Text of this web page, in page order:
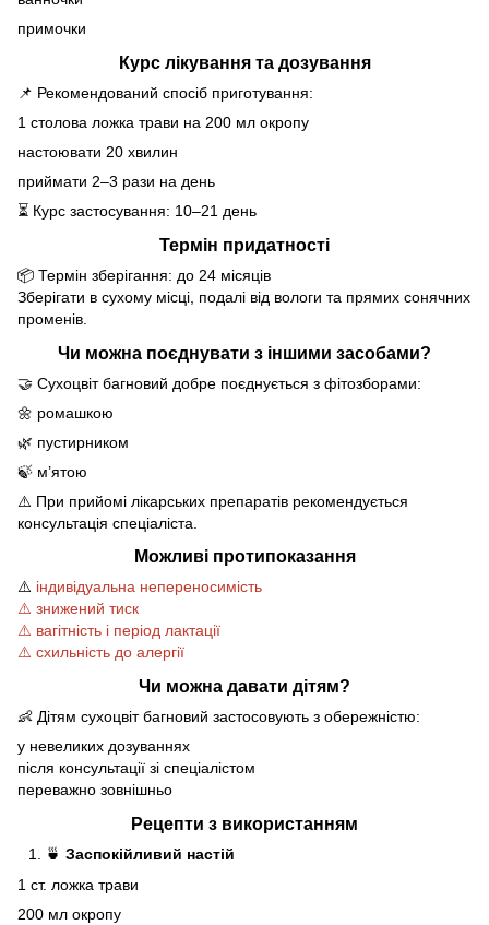
примочки
Курс лікування та дозування
📌 Рекомендований спосіб приготування:
1 столова ложка трави на 200 мл окропу
настоювати 20 хвилин
приймати 2–3 рази на день
⏳ Курс застосування: 10–21 день
Термін придатності
📦 Термін зберігання: до 24 місяців
Зберігати в сухому місці, подалі від вологи та прямих сонячних
променів.
Чи можна поєднувати з іншими засобами?
🤝 Сухоцвіт багновий добре поєднується з фітозборами:
🌼 ромашкою
🌿 пустирником
🍃 м’ятою
⚠️ При прийомі лікарських препаратів рекомендується
консультація спеціаліста.
Можливі протипоказання
⚠️ індивідуальна непереносимість
⚠️ знижений тиск
⚠️ вагітність і період лактації
⚠️ схильність до алергії
Чи можна давати дітям?
👶 Дітям сухоцвіт багновий застосовують з обережністю:
у невеликих дозуваннях
після консультації зі спеціалістом
переважно зовнішньо
Рецепти з використанням
🍵 Заспокійливий настій
1 ст. ложка трави
200 мл окропу